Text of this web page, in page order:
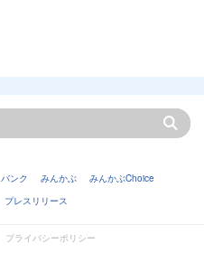
バンク みんかぶ
みんかぶChoice
プレスリリース
プライバシーポリシー